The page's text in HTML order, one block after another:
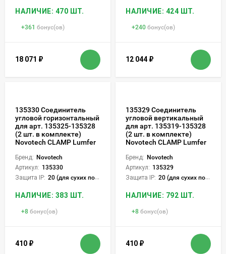
НАЛИЧИЕ: 470 ШТ.
+361 бонус(ов)
18 071 ₽
НАЛИЧИЕ: 424 ШТ.
+240 бонус(ов)
12 044 ₽
135330 Соединитель
угловой горизонтальный
для арт. 135325-135328
(2 шт. в комплекте)
Novotech CLAMP Lumfer
Бренд: Novotech
Артикул: 135330
Защита IP: 20 (для сухих пом.)
НАЛИЧИЕ: 383 ШТ.
+8 бонус(ов)
410 ₽
135329 Соединитель
угловой вертикальный
для арт. 135319-135328
(2 шт. в комплекте)
Novotech CLAMP Lumfer
Бренд: Novotech
Артикул: 135329
Защита IP: 20 (для сухих пом.)
НАЛИЧИЕ: 792 ШТ.
+8 бонус(ов)
410 ₽